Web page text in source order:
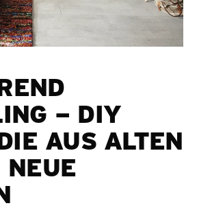
– DIY
AUS ALTEN
NEUE